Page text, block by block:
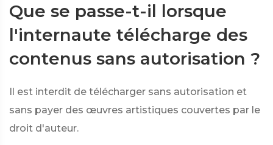
Que se passe-t-il lorsque
l'internaute télécharge des
contenus sans autorisation ?
Il est interdit de télécharger sans autorisation et
sans payer des œuvres artistiques couvertes par le
droit d'auteur.